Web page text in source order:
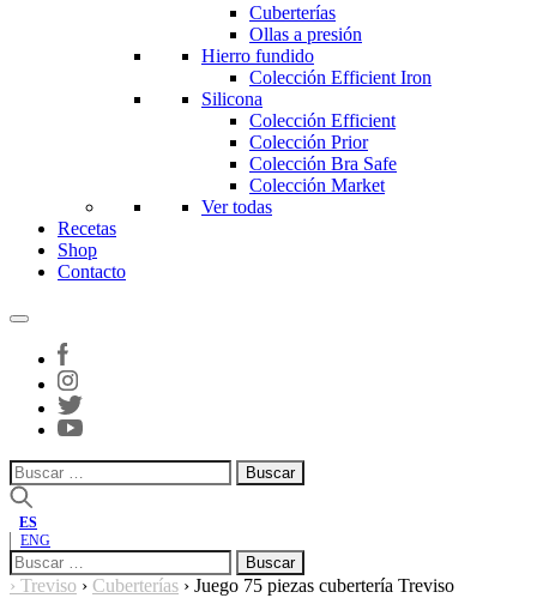
Cuberterías
Ollas a presión
Hierro fundido
Colección Efficient Iron
Silicona
Colección Efficient
Colección Prior
Colección Bra Safe
Colección Market
Ver todas
Recetas
Shop
Contacto
Buscar:
ES
ENG
Buscar:
› Treviso › Cuberterías › Juego 75 piezas cubertería Treviso